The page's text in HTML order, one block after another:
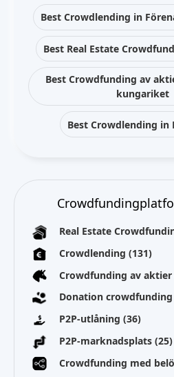
Best Crowdlending in
Best Real Estate
Best Crowdfunding av
kungariket
Best Crowdlending in
Real Estate
Crowdlending (131)
Crowdfunding av aktier
Donation crowdfunding
P2P-utlåning (36)
P2P-marknadsplats (25)
Crowdfunding med